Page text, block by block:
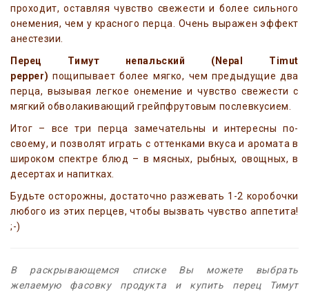
проходит, оставляя чувство свежести и более сильного
онемения, чем у красного перца. Очень выражен эффект
анестезии.
Перец Тимут непальский
(Nepal Timut
pepper)пощипывает более мягко, чем предыдущие два
перца, вызывая легкое онемение и чувство свежести с
мягкий обволакивающий грейпфрутовым послевкусием.
Итог – все три перца замечательны и интересны по-
своему, и позволят играть с оттенками вкуса и аромата в
широком спектре блюд – в мясных, рыбных, овощных, в
десертах и напитках.
Будьте осторожны, достаточно разжевать 1-2 коробочки
любого из этих перцев, чтобы вызвать чувство аппетита!
;-)
В раскрывающемся списке Вы можете выбрать
желаемую фасовку продукта и купить перец Тимут